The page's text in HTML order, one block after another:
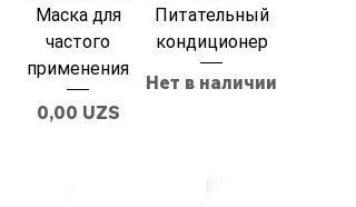
Маска для
частого
применения
Цена
0,00 UZS
Питательный
кондиционер
Нет в наличии